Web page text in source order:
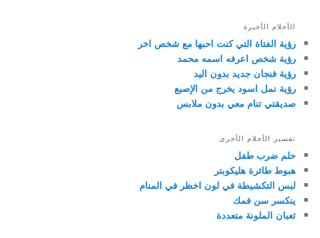
الأحلام الأخيرة
رؤية الفتاة التي كنت احبها مع شخص اخر
رؤية شخص اعرفه اسمه محمد
رؤية فنجان جديد بدون اليد
رؤية نمل اسود يخرج من الإصبع
صديقتي تنام معي بدون ملابس
تفسير الأحلام الأخرى
حلم ضرب طفل
هبوط طائرة هليكوبتر
لبس التكشيطة في لون اخظر في المنام
ينكسر سن فمك
ثعبان الملونة متعددة